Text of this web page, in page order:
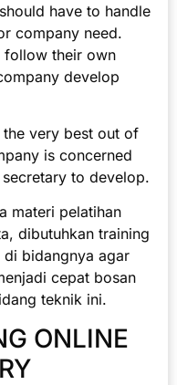
have to handle
company need.
follow their own
develop
very best out of
is concerned
to develop.
materi pelatihan
dibutuhkan training
bidangnya agar
cepat bosan
teknik ini.
ONLINE